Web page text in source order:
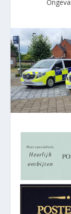
Ongeval